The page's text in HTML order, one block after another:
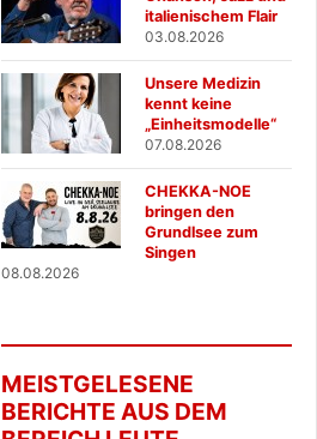
italienischem Flair
03.08.2026
Unsere Medizin
kennt keine
„Einheitsmodelle“
07.08.2026
CHEKKA-NOE
bringen den
Grundlsee zum
Singen
08.08.2026
MEISTGELESENE
BERICHTE AUS DEM